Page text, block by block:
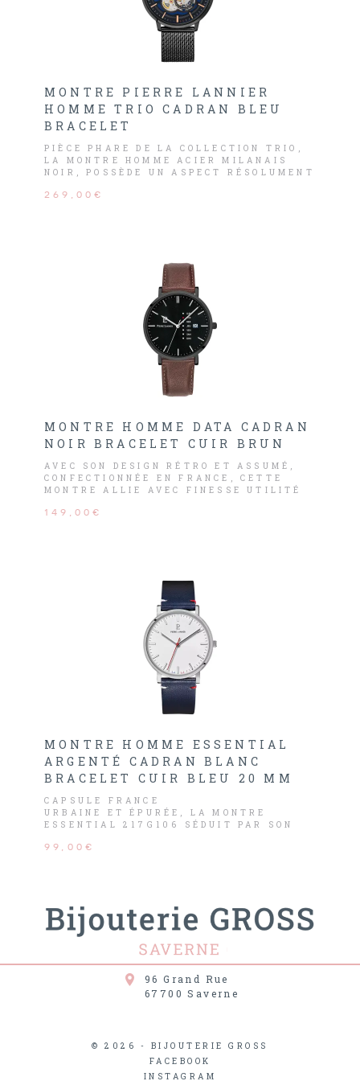
MONTRE PIERRE LANNIER
HOMME TRIO CADRAN BLEU
BRACELET
PIÈCE PHARE DE LA COLLECTION TRIO,
LA MONTRE HOMME ACIER MILANAIS
NOIR, POSSÈDE UN ASPECT RÉSOLUMENT
269,00€
MONTRE HOMME DATA CADRAN
NOIR BRACELET CUIR BRUN
AVEC SON DESIGN RÉTRO ET ASSUMÉ,
CONFECTIONNÉE EN FRANCE, CETTE
MONTRE ALLIE AVEC FINESSE UTILITÉ
149,00€
MONTRE HOMME ESSENTIAL
ARGENTÉ CADRAN BLANC
BRACELET CUIR BLEU 20 MM
CAPSULE FRANCE
URBAINE ET ÉPURÉE, LA MONTRE
ESSENTIAL 217G106 SÉDUIT PAR SON
ARGENTÉES ET SA TROTTEUSE ROUGE.
99,00€
96 Grand Rue
67700Saverne
© 2026 - BIJOUTERIE GROSS
FACEBOOK
INSTAGRAM